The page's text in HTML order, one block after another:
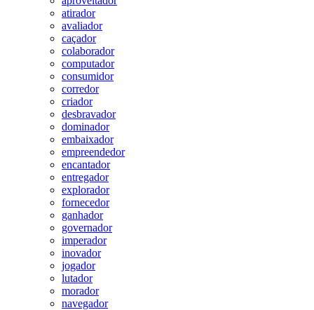
atirador
avaliador
caçador
colaborador
computador
consumidor
corredor
criador
desbravador
dominador
embaixador
empreendedor
encantador
entregador
explorador
fornecedor
ganhador
governador
imperador
inovador
jogador
lutador
morador
navegador